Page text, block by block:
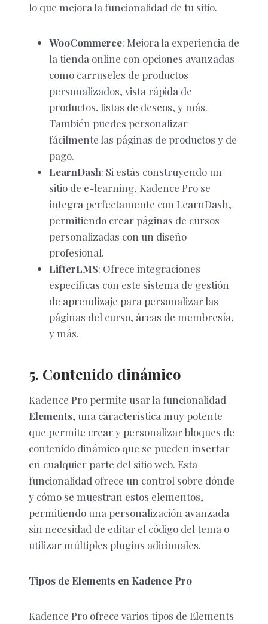
lo que mejora la funcionalidad de tu sitio.
WooCommerce: Mejora la experiencia de
la tienda online con opciones avanzadas
como carruseles de productos
personalizados, vista rápida de
productos, listas de deseos, y más.
También puedes personalizar
fácilmente las páginas de productos y de
pago.
LearnDash: Si estás construyendo un
sitio de e-learning, Kadence Pro se
integra perfectamente con LearnDash,
permitiendo crear páginas de cursos
personalizadas con un diseño
profesional.
LifterLMS: Ofrece integraciones
específicas con este sistema de gestión
de aprendizaje para personalizar las
páginas del curso, áreas de membresía,
y más.
5. Contenido dinámico
Kadence Pro permite usar la funcionalidad
Elements, una característica muy potente
que permite crear y personalizar bloques de
contenido dinámico que se pueden insertar
en cualquier parte del sitio web. Esta
funcionalidad ofrece un control sobre dónde
y cómo se muestran estos elementos,
permitiendo una personalización avanzada
sin necesidad de editar el código del tema o
utilizar múltiples plugins adicionales.
Tipos de Elements en Kadence Pro
Kadence Pro ofrece varios tipos de Elements